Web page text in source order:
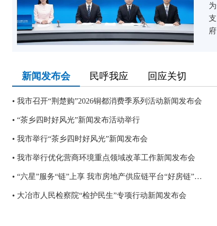
新闻发布会 民呼我应 回应关切
我市召开“荆楚购”2026铜都消费季系列活动新闻发布会
“茶乡四时好风光”新闻发布活动举行
我市举行“茶乡四时好风光”新闻发布会
我市举行优化营商环境重点领域改革工作新闻发布会
“六星”服务“链”上享 我市房地产供应链平台“好房链”上线
大冶市人民检察院“检护民生”专项行动新闻发布会